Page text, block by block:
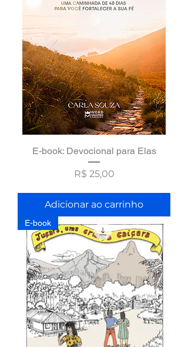
E-book: Devocional para Elas
Preço
R$ 25,00
Adicionar ao carrinho
E-book